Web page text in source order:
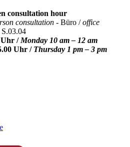
consultation hour
consultation - Büro /office
Uhr / Monday 10 am – 12 am
Uhr / Thursday 1 pm – 3 pm